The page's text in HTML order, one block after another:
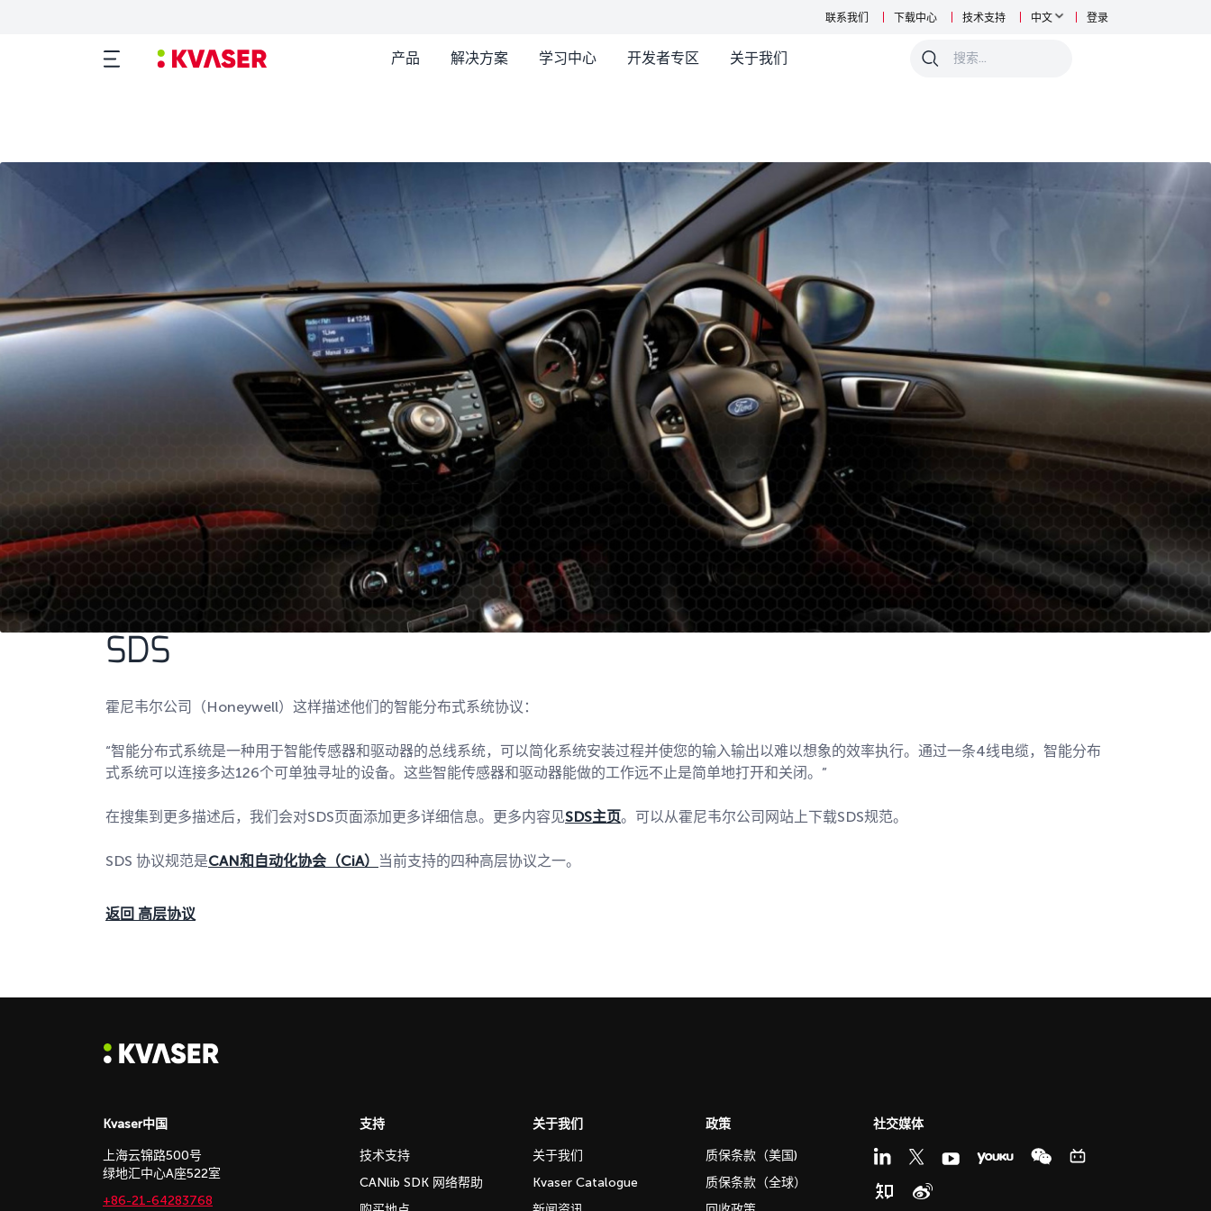
联系我们 下载中心 技术支持 中文 登录
产品 解决方案 学习中心 开发者专区 关于我们 0
SDS
霍尼韦尔公司（Honeywell）这样描述他们的智能分布式系统协议：
“智能分布式系统是一种用于智能传感器和驱动器的总线系统，可以简化系统安装过程并使您的输入输出以难以想象的效率执行。通过一条4线电缆，智能分布
式系统可以连接多达126个可单独寻址的设备。这些智能传感器和驱动器能做的工作远不止是简单地打开和关闭。”
在搜集到更多描述后，我们会对SDS页面添加更多详细信息。更多内容见SDS主页。可以从霍尼韦尔公司网站上下载SDS规范。
SDS 协议规范是CAN和自动化协会（CiA） 当前支持的四种高层协议之一。
返回 高层协议
Kvaser中国
上海云锦路500号
绿地汇中心A座522室
+86-21-64283768
支持
技术支持
CANlib SDK 网络帮助
关于我们
关于我们
Kvaser Catalogue
政策
质保条款（美国)
质保条款（全球）
社交媒体